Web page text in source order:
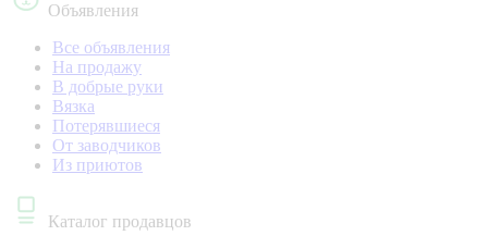
Объявления
Все объявления
На продажу
В добрые руки
Вязка
Потерявшиеся
От заводчиков
Из приютов
Каталог продавцов